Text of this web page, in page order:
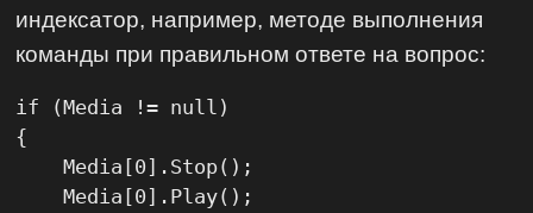
индексатор, например, методе выполнения
команды при правильном ответе на вопрос:
if (Media != null)
{
    Media[0].Stop();
    Media[0].Play();